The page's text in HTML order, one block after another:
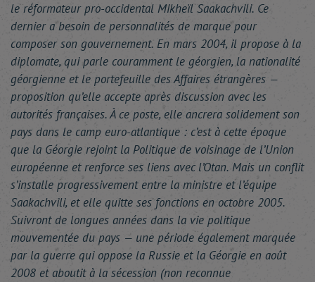
le réformateur pro-occidental Mikheïl Saakachvili. Ce
dernier a besoin de personnalités de marque pour
composer son gouvernement. En mars 2004, il propose à la
diplomate, qui parle couramment le géorgien, la nationalité
géorgienne et le portefeuille des Affaires étrangères —
proposition qu’elle accepte après discussion avec les
autorités françaises. À ce poste, elle ancrera solidement son
pays dans le camp euro-atlantique : c’est à cette époque
que la Géorgie rejoint la Politique de voisinage de l’Union
européenne et renforce ses liens avec l’Otan. Mais un conflit
s’installe progressivement entre la ministre et l’équipe
Saakachvili, et elle quitte ses fonctions en octobre 2005.
Suivront de longues années dans la vie politique
mouvementée du pays — une période également marquée
par la guerre qui oppose la Russie et la Géorgie en août
2008 et aboutit à la sécession (non reconnue